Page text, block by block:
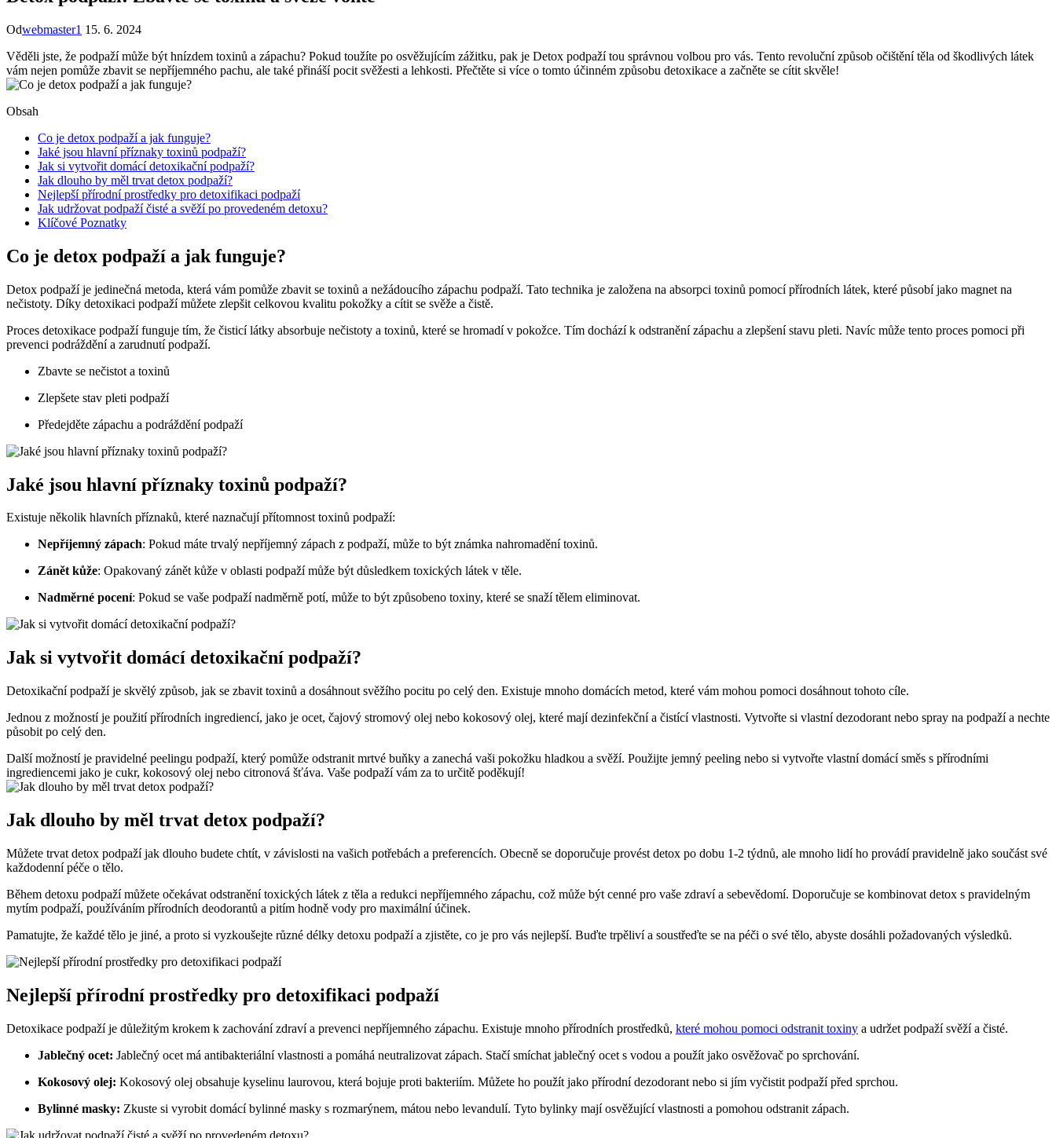
Odwebmaster1 15. 6. 2024
Věděli jste, že podpaží může být hnízdem toxinů a zápachu? Pokud toužíte po osvěžujícím zážitku, pak je Detox podpaží tou správnou volbou pro vás. Tento revoluční způsob očištění těla od škodlivých látek
vám nejen pomůže zbavit se nepříjemného pachu, ale také přináší pocit svěžesti a lehkosti. Přečtěte si více o tomto účinném způsobu detoxikace a začněte se cítit skvěle!
Obsah
Co je detox podpaží a jak funguje?
Jaké jsou hlavní příznaky toxinů podpaží?
Jak si vytvořit domácí detoxikační podpaží?
Jak dlouho by měl trvat detox podpaží?
Nejlepší přírodní prostředky pro detoxifikaci podpaží
Jak udržovat podpaží čisté a svěží po provedeném detoxu?
Klíčové Poznatky
Co je detox podpaží a jak funguje?
Detox podpaží je jedinečná metoda, která vám pomůže zbavit se toxinů a nežádoucího zápachu podpaží. Tato technika je založena na absorpci toxinů pomocí přírodních látek, které působí jako magnet na
nečistoty. Díky detoxikaci podpaží můžete zlepšit celkovou kvalitu pokožky a cítit se svěže a čistě.
Proces detoxikace podpaží funguje tím, že čisticí látky absorbuje nečistoty a toxinů, které se hromadí v pokožce. Tím dochází k odstranění zápachu a zlepšení stavu pleti. Navíc může tento proces pomoci při
prevenci podráždění a zarudnutí podpaží.
Zbavte se nečistot a toxinů
Zlepšete stav pleti podpaží
Předejděte zápachu a podráždění podpaží
Jaké jsou hlavní příznaky toxinů podpaží?
Existuje několik hlavních příznaků, které naznačují přítomnost toxinů podpaží:
Nepříjemný zápach: Pokud máte trvalý nepříjemný zápach z podpaží, může to být známka nahromadění toxinů.
Zánět kůže: Opakovaný zánět kůže v oblasti podpaží může být důsledkem toxických látek v těle.
Nadměrné pocení: Pokud se vaše podpaží nadměrně potí, může to být způsobeno toxiny, které se snaží tělem eliminovat.
Jak si vytvořit domácí detoxikační podpaží?
Detoxikační podpaží je skvělý způsob, jak se zbavit toxinů a dosáhnout svěžího pocitu po celý den. Existuje mnoho domácích metod, které vám mohou pomoci dosáhnout tohoto cíle.
Jednou z možností je použití přírodních ingrediencí, jako je ocet, čajový stromový olej nebo kokosový olej, které mají dezinfekční a čistící vlastnosti. Vytvořte si vlastní dezodorant nebo spray na podpaží a nechte
působit po celý den.
Další možností je pravidelné peelingu podpaží, který pomůže odstranit mrtvé buňky a zanechá vaši pokožku hladkou a svěží. Použijte jemný peeling nebo si vytvořte vlastní domácí směs s přírodními
ingrediencemi jako je cukr, kokosový olej nebo citronová šťáva. Vaše podpaží vám za to určitě poděkují!
Jak dlouho by měl trvat detox podpaží?
Můžete trvat detox podpaží jak dlouho budete chtít, v závislosti na vašich potřebách a preferencích. Obecně se doporučuje provést detox po dobu 1-2 týdnů, ale mnoho lidí ho provádí pravidelně jako součást své
každodenní péče o tělo.
Během detoxu podpaží můžete očekávat odstranění toxických látek z těla a redukci nepříjemného zápachu, což může být cenné pro vaše zdraví a sebevědomí. Doporučuje se kombinovat detox s pravidelným
mytím podpaží, používáním přírodních deodorantů a pitím hodně vody pro maximální účinek.
Pamatujte, že každé tělo je jiné, a proto si vyzkoušejte různé délky detoxu podpaží a zjistěte, co je pro vás nejlepší. Buďte trpěliví a soustřeďte se na péči o své tělo, abyste dosáhli požadovaných výsledků.
Nejlepší přírodní prostředky pro detoxifikaci podpaží
Detoxikace podpaží je důležitým krokem k zachování zdraví a prevenci nepříjemného zápachu. Existuje mnoho přírodních prostředků, které mohou pomoci odstranit toxiny a udržet podpaží svěží a čisté.
Jablečný ocet: Jablečný ocet má antibakteriální vlastnosti a pomáhá neutralizovat zápach. Stačí smíchat jablečný ocet s vodou a použít jako osvěžovač po sprchování.
Kokosový olej: Kokosový olej obsahuje kyselinu laurovou, která bojuje proti bakteriím. Můžete ho použít jako přírodní dezodorant nebo si jím vyčistit podpaží před sprchou.
Bylinné masky: Zkuste si vyrobit domácí bylinné masky s rozmarýnem, mátou nebo levandulí. Tyto bylinky mají osvěžující vlastnosti a pomohou odstranit zápach.